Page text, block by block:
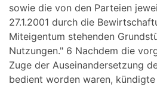
sowie die von den Parteien
27.1.2001 durch die
Miteigentum stehenden
Nutzungen." 6 Nachdem die
Zuge der Auseinandersetzung
bedient worden waren,